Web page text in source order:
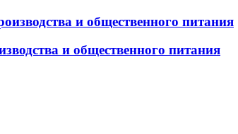
и общественного питания
и общественного питания